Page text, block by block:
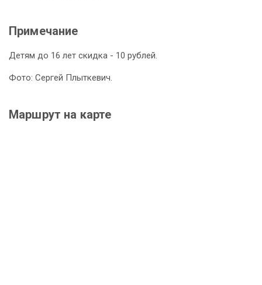
Примечание
Детям до 16 лет скидка - 10 рублей.
Фото: Сергей Плыткевич.
Маршрут на карте